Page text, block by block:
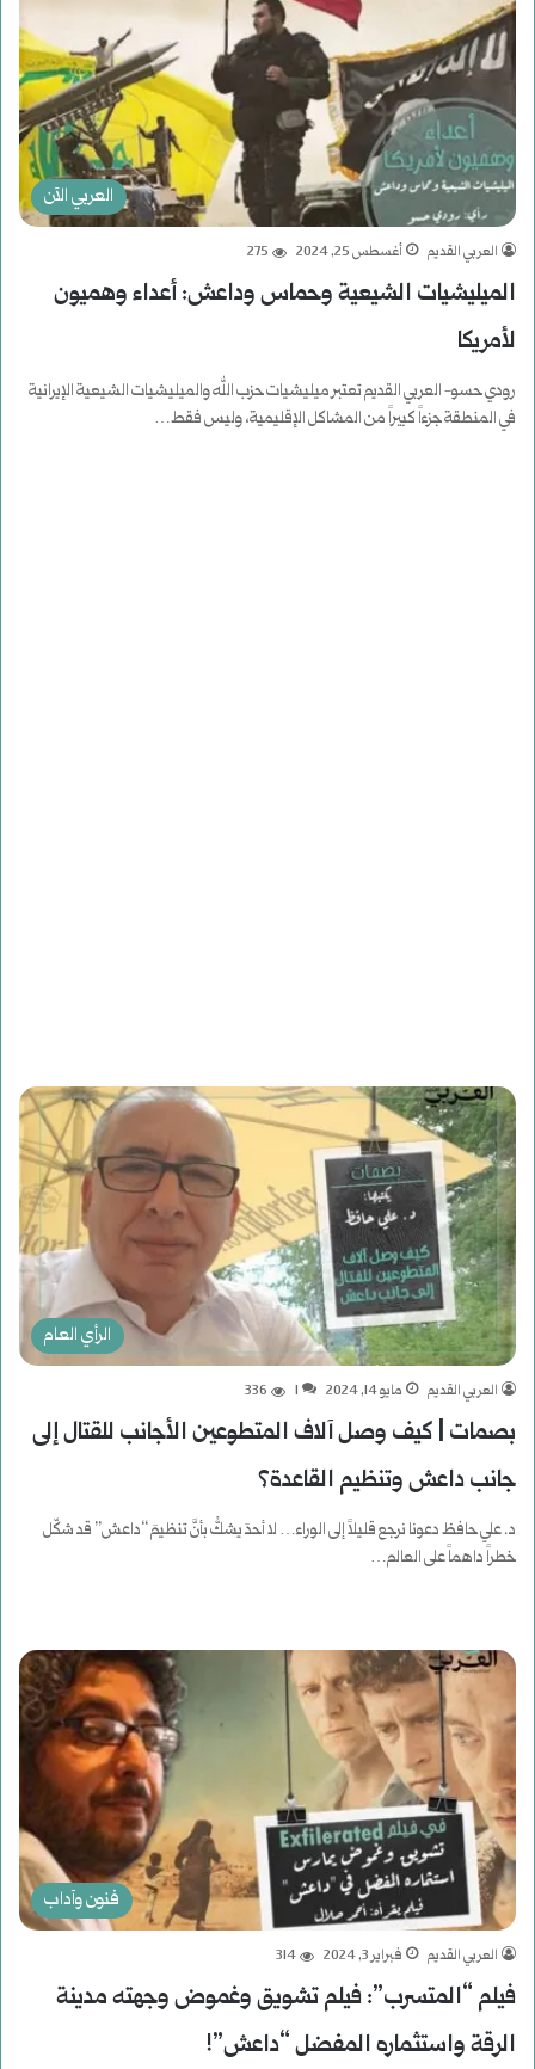
العربي الآن
العربي القديم أغسطس 25, 2024 275
الميليشيات الشيعية وحماس وداعش: أعداء وهميون
لأمريكا
رودي حسو- العربي القديم تعتبر ميليشيات حزب الله والميليشيات الشيعية الإيرانية
في المنطقة جزءاً كبيراً من المشاكل الإقليمية، وليس فقط…
الرأي العام
العربي القديم مايو 14, 2024 1
336
بصمات | كيف وصل آلاف المتطوعين الأجانب للقتال إلى
جانب داعش وتنظيم القاعدة؟
د. علي حافظ دعونا نرجع قليلاً إلى الوراء… لا أحدَ يشكُّ بأنَّ تنظيمَ “داعش” قد شكّل
خطراً داهماً على العالم…
فنون وآداب
العربي القديم فبراير 3, 2024 314
فيلم “المتسرب”: فيلم تشويق وغموض وجهته مدينة
الرقة واستثماره المفضل “داعش”!